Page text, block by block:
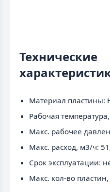
Технические
Материал пластины:
Рабочая
Макс. рабочее
Макс. расход, м3/ч:
Срок эксплуатации:
Макс. кол-во